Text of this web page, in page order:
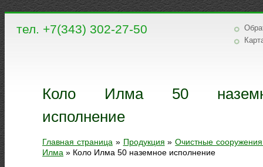
тел. +7(343) 302-27-50
Коло Илма 50
исполнение
Главная страница » Продукция » Очистные
Илма » Коло Илма 50 наземное исполнение